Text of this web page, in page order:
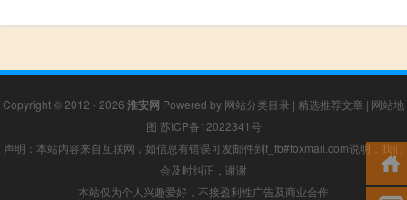
Copyright © 2012 - 2026 淮安网 Powered by 网站分类目录 | 精选推荐文章 | 网站地
图 苏ICP备12022341号
声明：本站内容来自互联网，如信息有错误可发邮件到f_fb#foxmail.com说明，我们
会及时纠正，谢谢
本站仅为个人兴趣爱好，不接盈利性广告及商业合作